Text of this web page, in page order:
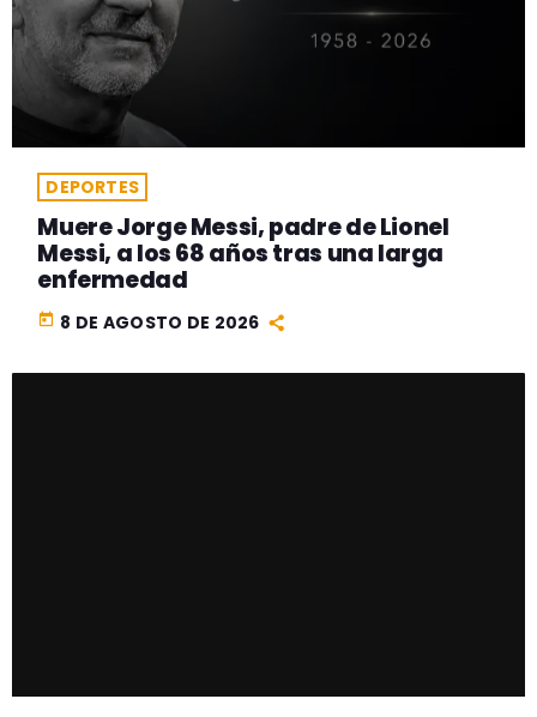
DEPORTES
Muere Jorge Messi, padre de Lionel
Messi, a los 68 años tras una larga
enfermedad
today 8 DE AGOSTO DE 2026